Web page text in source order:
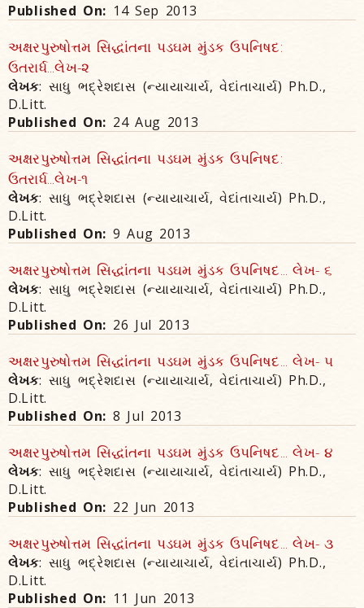
Published On: 14 Sep 2013
અક્ષરપુરુષોત્તમ સિદ્ધાંતના પડઘમ મુંડક ઉપનિષદ:
ઉતરાર્ધ...લેખ-૨
લેખક: સાધુ ભદ્રેશદાસ (ન્યાયાચાર્ય, વેદાંતાચાર્ય) Ph.D.,
D.Litt.
Published On: 24 Aug 2013
અક્ષરપુરુષોત્તમ સિદ્ધાંતના પડઘમ મુંડક ઉપનિષદ:
ઉતરાર્ધ...લેખ-૧
લેખક: સાધુ ભદ્રેશદાસ (ન્યાયાચાર્ય, વેદાંતાચાર્ય) Ph.D.,
D.Litt.
Published On: 9 Aug 2013
અક્ષરપુરુષોત્તમ સિદ્ધાંતના પડઘમ મુંડક ઉપનિષદ... લેખ- ૬
લેખક: સાધુ ભદ્રેશદાસ (ન્યાયાચાર્ય, વેદાંતાચાર્ય) Ph.D.,
D.Litt.
Published On: 26 Jul 2013
અક્ષરપુરુષોત્તમ સિદ્ધાંતના પડઘમ મુંડક ઉપનિષદ... લેખ- ૫
લેખક: સાધુ ભદ્રેશદાસ (ન્યાયાચાર્ય, વેદાંતાચાર્ય) Ph.D.,
D.Litt.
Published On: 8 Jul 2013
અક્ષરપુરુષોત્તમ સિદ્ધાંતના પડઘમ મુંડક ઉપનિષદ... લેખ- ૪
લેખક: સાધુ ભદ્રેશદાસ (ન્યાયાચાર્ય, વેદાંતાચાર્ય) Ph.D.,
D.Litt.
Published On: 22 Jun 2013
અક્ષરપુરુષોત્તમ સિદ્ધાંતના પડઘમ મુંડક ઉપનિષદ... લેખ- ૩
લેખક: સાધુ ભદ્રેશદાસ (ન્યાયાચાર્ય, વેદાંતાચાર્ય) Ph.D.,
D.Litt.
Published On: 11 Jun 2013